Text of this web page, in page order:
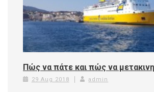
Πώς να πάτε και πώς να
29 Aug 2018 admin